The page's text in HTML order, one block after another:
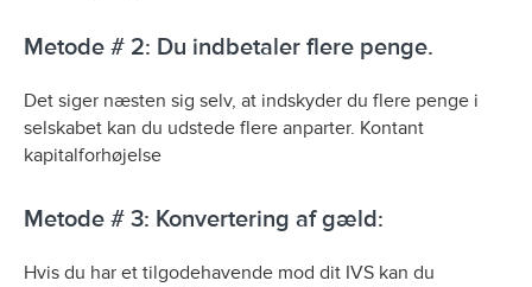
Metode # 2: Du indbetaler flere penge.
Det siger næsten sig selv, at indskyder du flere penge i
selskabet kan du udstede flere anparter. Kontant
kapitalforhøjelse
Metode # 3: Konvertering af gæld:
Hvis du har et tilgodehavende mod dit IVS kan du